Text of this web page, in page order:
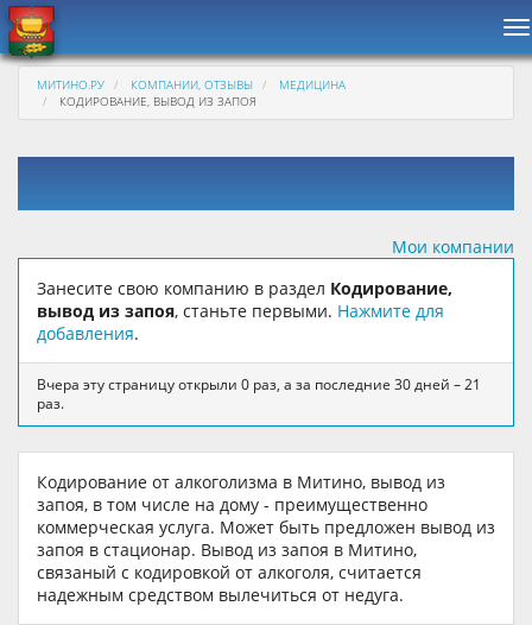
МИТИНО.РУ КОМПАНИИ, ОТЗЫВЫ
МЕДИЦИНА
КОДИРОВАНИЕ, ВЫВОД ИЗ ЗАПОЯ
Мои компании
Занесите свою компанию в раздел Кодирование,
вывод из запоя, станьте первыми. Нажмите для
добавления.
Вчера эту страницу открыли 0 раз, а за последние 30 дней – 21
раз.
Кодирование от алкоголизма в Митино, вывод из
запоя, в том числе на дому - преимущественно
коммерческая услуга. Может быть предложен вывод из
запоя в стационар. Вывод из запоя в Митино,
связаный с кодировкой от алкоголя, считается
надежным средством вылечиться от недуга.